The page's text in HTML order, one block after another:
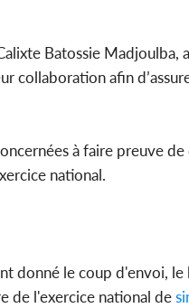
Batossie
collaboration afin
à faire preuve
national.
donné le coup d'envoi,
de l'exercice national de